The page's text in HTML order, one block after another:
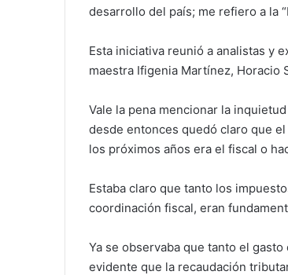
desarrollo del país; me refiero a la
Esta iniciativa reunió a analistas y
maestra Ifigenia Martínez, Horacio
Vale la pena mencionar la
desde entonces quedó claro que
los próximos años era el fiscal o
Estaba claro que tanto los
coordinación fiscal, eran
Ya se observaba que tanto el
evidente que la recaudación